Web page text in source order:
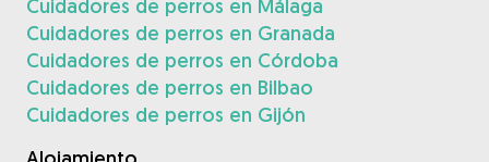
Cuidadores de perros en Málaga
Cuidadores de perros en Granada
Cuidadores de perros en Córdoba
Cuidadores de perros en Bilbao
Cuidadores de perros en Gijón